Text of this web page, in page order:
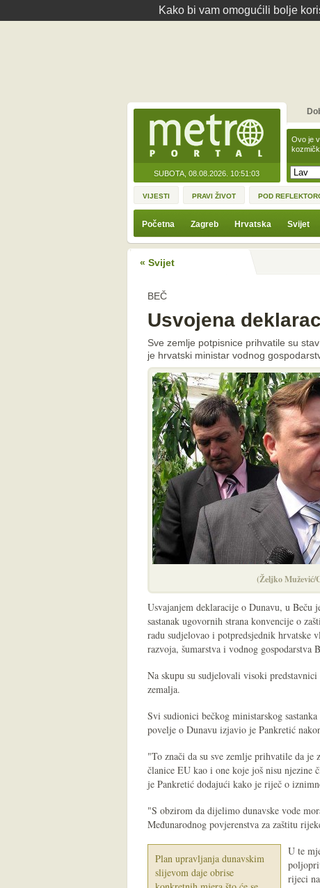
Kako bi vam omogućili bolje
SUBOTA, 08.08.2026. 10:51:03
Ovo je
VIJESTI PRAVI ŽIVOT POD
Početna Zagreb Hrvatska Svijet
« Svijet
BEČ
Usvojena
Sve zemlje potpisnice prihvatile su
je hrvatski ministar vodnog
(Željko Mužević/
Usvajanjem deklaracije o Dunavu, u Beču
sastanak ugovornih strana konvencije o
radu sudjelovao i potpredsjednik hrvatske
razvoja, šumarstva i vodnog gospodarstva
Na skupu su sudjelovali visoki
zemalja.
Svi sudionici bečkog ministarskog
povelje o Dunavu izjavio je Pankretić
"To znači da su sve zemlje prihvatile da je
članice EU kao i one koje još nisu
je Pankretić dodajući kako je riječ o
"S obzirom da dijelimo dunavske vode
Međunarodnog povjerenstva za zaštitu
Plan upravljanja dunavskim
slijevom daje obrise
U te
rijeci